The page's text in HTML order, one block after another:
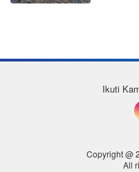
Ikuti
Copyright @
All